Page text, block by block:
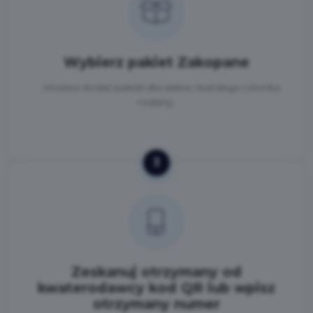
Wybierz pakiet Zakopane
Zeskanuj otrzymany od
kwaterodawcy kod QR lub wpisz
otrzymany numer